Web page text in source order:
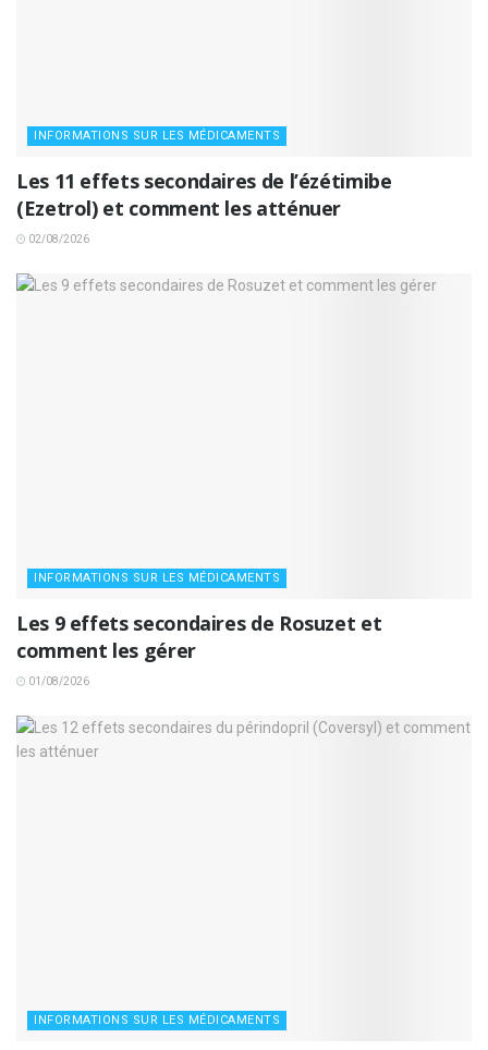
INFORMATIONS SUR LES MÉDICAMENTS
Les 11 effets secondaires de l’ézétimibe
(Ezetrol) et comment les atténuer
02/08/2026
INFORMATIONS SUR LES MÉDICAMENTS
Les 9 effets secondaires de Rosuzet et
comment les gérer
01/08/2026
INFORMATIONS SUR LES MÉDICAMENTS